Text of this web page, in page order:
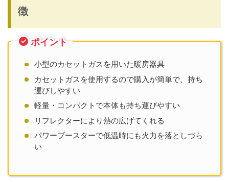
徴
ポイント
小型のカセットガスを用いた暖房器具
カセットガスを使用するので購入が簡単で、持ち
運びしやすい
軽量・コンパクトで本体も持ち運びやすい
リフレクターにより熱の広げてくれる
パワーブースターで低温時にも火力を落としづら
い